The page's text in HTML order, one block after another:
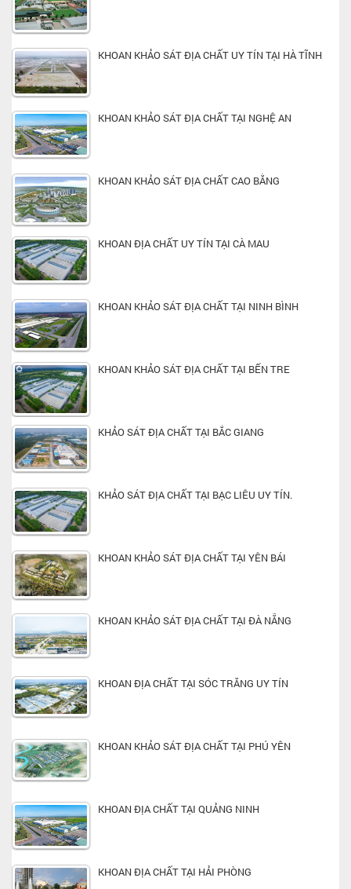
KHOAN KHẢO SÁT ĐỊA CHẤT UY TÍN TẠI HÀ TĨNH
KHOAN KHẢO SÁT ĐỊA CHẤT TẠI NGHỆ AN
KHOAN KHẢO SÁT ĐỊA CHẤT CAO BẰNG
KHOAN ĐỊA CHẤT UY TÍN TẠI CÀ MAU
KHOAN KHẢO SÁT ĐỊA CHẤT TẠI NINH BÌNH
KHOAN KHẢO SÁT ĐỊA CHẤT TẠI BẾN TRE
KHẢO SÁT ĐỊA CHẤT TẠI BẮC GIANG
KHẢO SÁT ĐỊA CHẤT TẠI BẠC LIÊU UY TÍN.
KHOAN KHẢO SÁT ĐỊA CHẤT TẠI YÊN BÁI
KHOAN KHẢO SÁT ĐỊA CHẤT TẠI ĐÀ NẴNG
KHOAN ĐỊA CHẤT TẠI SÓC TRĂNG UY TÍN
KHOAN KHẢO SÁT ĐỊA CHẤT TẠI PHÚ YÊN
KHOAN ĐỊA CHẤT TẠI QUẢNG NINH
KHOAN ĐỊA CHẤT TẠI HẢI PHÒNG